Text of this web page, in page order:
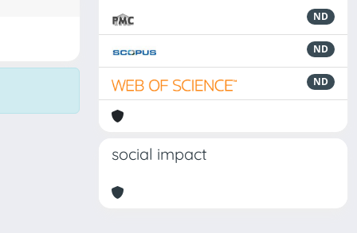
ND
ND
ND
social impact